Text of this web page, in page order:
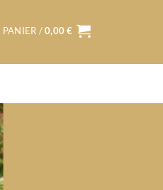
PANIER /0,00€